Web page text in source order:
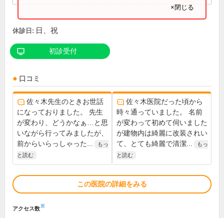
×閉じる
休診日: 日、祝
初診受付
口コミ
佐々木先生のときお世話
になっておりました。 先生
が変わり、どうかなぁ…と思
いながら行ってみましたが、
前からいらっしゃった...
もっ
と読む
佐々木医院だった頃から
時々通っていました。 名前
が変わって初めて伺いました
が建物内は綺麗に改装されい
て、とても綺麗で清潔...
もっ
と読む
この医院の詳細をみる
アクセス数※